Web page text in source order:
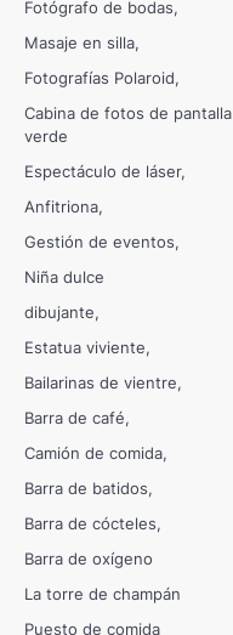
Fotógrafo de bodas
Masaje en silla
Fotografías Polaroid
Cabina de fotos de pantalla
verde
Espectáculo de láser
Anfitriona
Gestión de eventos
Niña dulce
dibujante
Estatua viviente
Bailarinas de vientre
Barra de café
Camión de comida
Barra de batidos
Barra de cócteles
Barra de oxígeno
La torre de champán
Puesto de comida